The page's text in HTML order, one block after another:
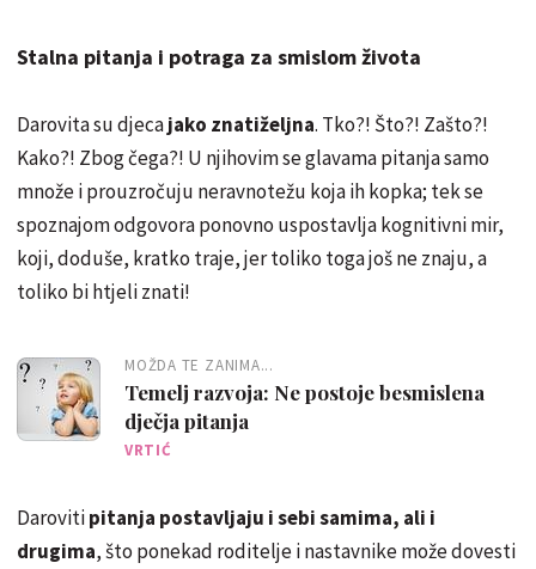
Stalna pitanja i potraga za smislom života
Darovita su djecajako znatiželjna. Tko?! Što?! Zašto?!
Kako?! Zbog čega?! U njihovim se glavama pitanja samo
množe i prouzročuju neravnotežu koja ih kopka; tek se
spoznajom odgovora ponovno uspostavlja kognitivni mir,
koji, doduše, kratko traje, jer toliko toga još ne znaju, a
toliko bi htjeli znati!
MOŽDA TE ZANIMA...
Temelj razvoja: Ne postoje besmislena
dječja pitanja
VRTIĆ
Darovitipitanja postavljaju i sebi samima, ali i
drugima, što ponekad roditelje i nastavnike može dovesti